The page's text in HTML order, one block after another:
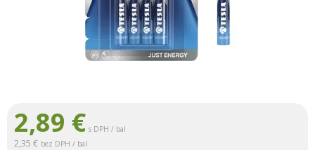
2,89 € s DPH / bal
2,35 € bez DPH / bal